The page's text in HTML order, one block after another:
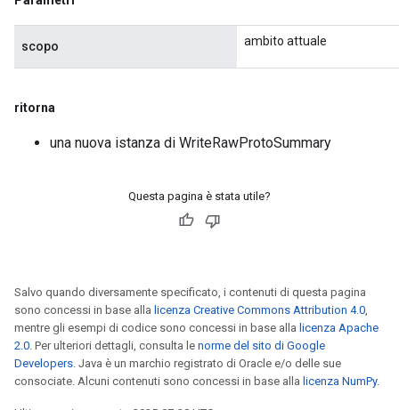
scopo ambito attuale
ritorna
una nuova istanza di WriteRawProtoSummary
Questa pagina è stata utile?
Salvo quando diversamente specificato, i contenuti di questa pagina
sono concessi in base alla licenza Creative Commons Attribution 4.0,
mentre gli esempi di codice sono concessi in base alla licenza Apache
2.0. Per ulteriori dettagli, consulta le norme del sito di Google
Developers. Java è un marchio registrato di Oracle e/o delle sue
consociate. Alcuni contenuti sono concessi in base alla licenza NumPy.